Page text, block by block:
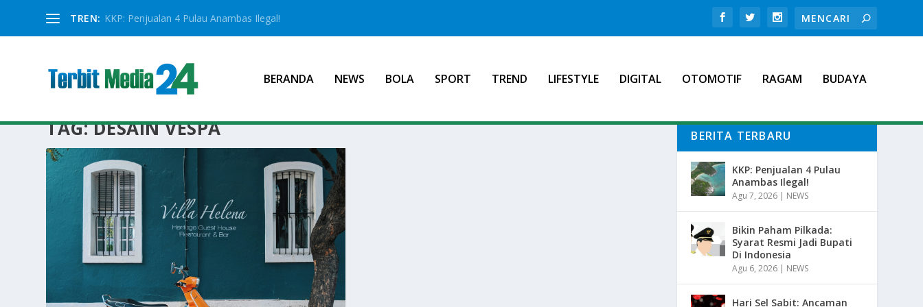
TREN: KKP: Penjualan 4 Pulau Anambas Ilegal!
BERANDA NEWS BOLA SPORT TREND LIFESTYLE DIGITAL OTOMOTIF RAGAM BUDAYA
TAG:DESAIN VESPA BERITA TERBARU
KKP: Penjualan 4 Pulau
Anambas Ilegal!
Agu 7, 2026 | NEWS
Bikin Paham Pilkada:
Syarat Resmi Jadi Bupati
Di Indonesia
Agu 6, 2026 | NEWS
Hari Sel Sabit: Ancaman